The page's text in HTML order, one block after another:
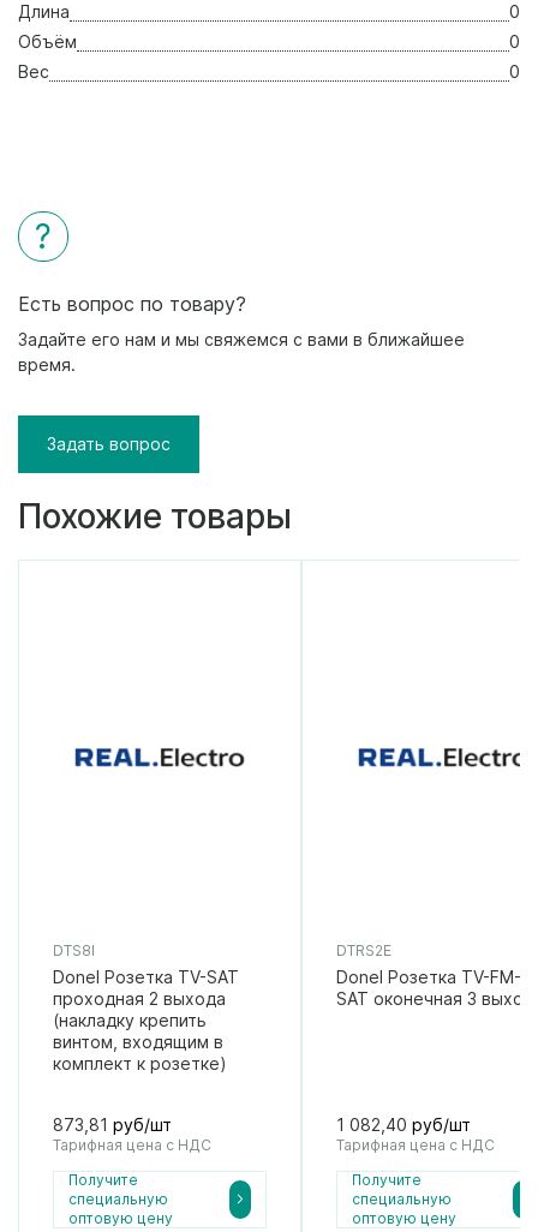
Длина
0
Объём
0
Вес
0
?
Есть вопрос по товару?
Задайте его нам и мы свяжемся с вами в ближайшее
время.
Задать вопрос
Похожие товары
DTS8I
Donel Розетка TV-SAT
проходная 2 выхода
(накладку крепить
винтом, входящим в
комплект к розетке)
873,81 руб/шт
Тарифная цена с НДС
Получите
специальную
оптовую цену
DTRS2E
Donel Розетка TV-FM-
SAT оконечная 3
1 082,40 руб/шт
Тарифная цена с НДС
Получите
специальную
оптовую цену